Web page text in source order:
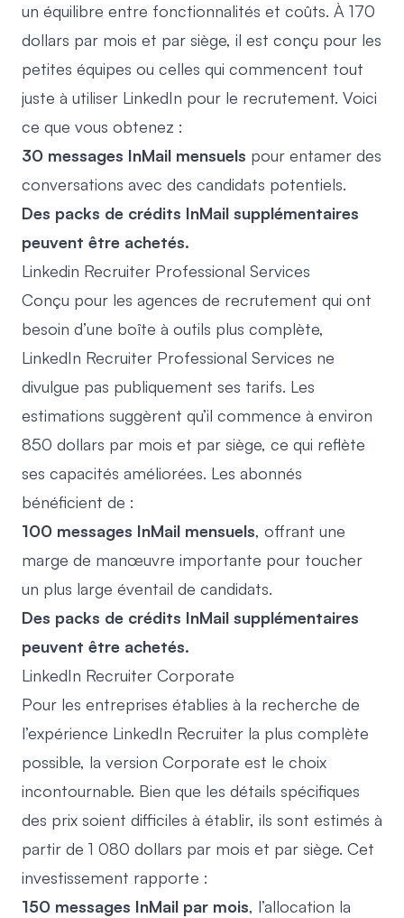
un équilibre entre fonctionnalités et coûts. À 170
dollars par mois et par siège, il est conçu pour les
petites équipes ou celles qui commencent tout
juste à utiliser LinkedIn pour le recrutement. Voici
ce que vous obtenez :
30 messages InMail mensuels pour entamer des
conversations avec des candidats potentiels.
Des packs de crédits InMail supplémentaires
peuvent être achetés.
Linkedin Recruiter Professional Services
Conçu pour les agences de recrutement qui ont
besoin d’une boîte à outils plus complète,
LinkedIn Recruiter Professional Services ne
divulgue pas publiquement ses tarifs. Les
estimations suggèrent qu’il commence à environ
850 dollars par mois et par siège, ce qui reflète
ses capacités améliorées. Les abonnés
bénéficient de :
100 messages InMail mensuels, offrant une
marge de manœuvre importante pour toucher
un plus large éventail de candidats.
Des packs de crédits InMail supplémentaires
peuvent être achetés.
LinkedIn Recruiter Corporate
Pour les entreprises établies à la recherche de
l’expérience LinkedIn Recruiter la plus complète
possible, la version Corporate est le choix
incontournable. Bien que les détails spécifiques
des prix soient difficiles à établir, ils sont estimés à
partir de 1 080 dollars par mois et par siège. Cet
investissement rapporte :
150 messages InMail par mois, l’allocation la